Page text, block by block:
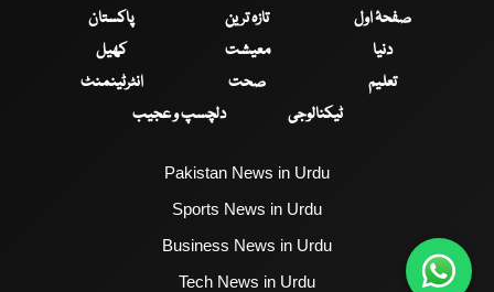
صفحۂ اول تازہ ترین
پاکستان
دنیا
معیشت
کھیل
تعلیم
صحت
انٹرٹینمنٹ
ٹیکنالوجی
دلچسپ و عجیب
Pakistan News in Urdu
Sports News in Urdu
Business News in Urdu
Tech News in Urdu